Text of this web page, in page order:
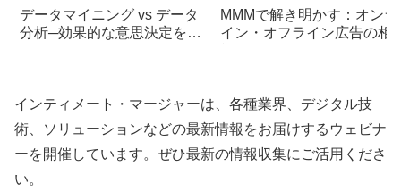
データマイニング vs データ
分析─効果的な意思決定を導
MMMで解き明かす：オンラ
イン・オフライン広告の相
インティメート・マージャーは、各種業界、デジタル技
術、ソリューションなどの最新情報をお届けするウェビナ
ーを開催しています。ぜひ最新の情報収集にご活用くださ
い。